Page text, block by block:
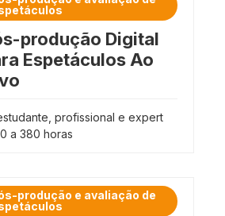
produção Digital
Espetáculos Ao
profissional e expert
a 380 horas
produção e avaliação de